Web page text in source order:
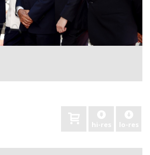
hi-res lo-res